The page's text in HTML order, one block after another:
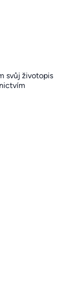
svůj životopis